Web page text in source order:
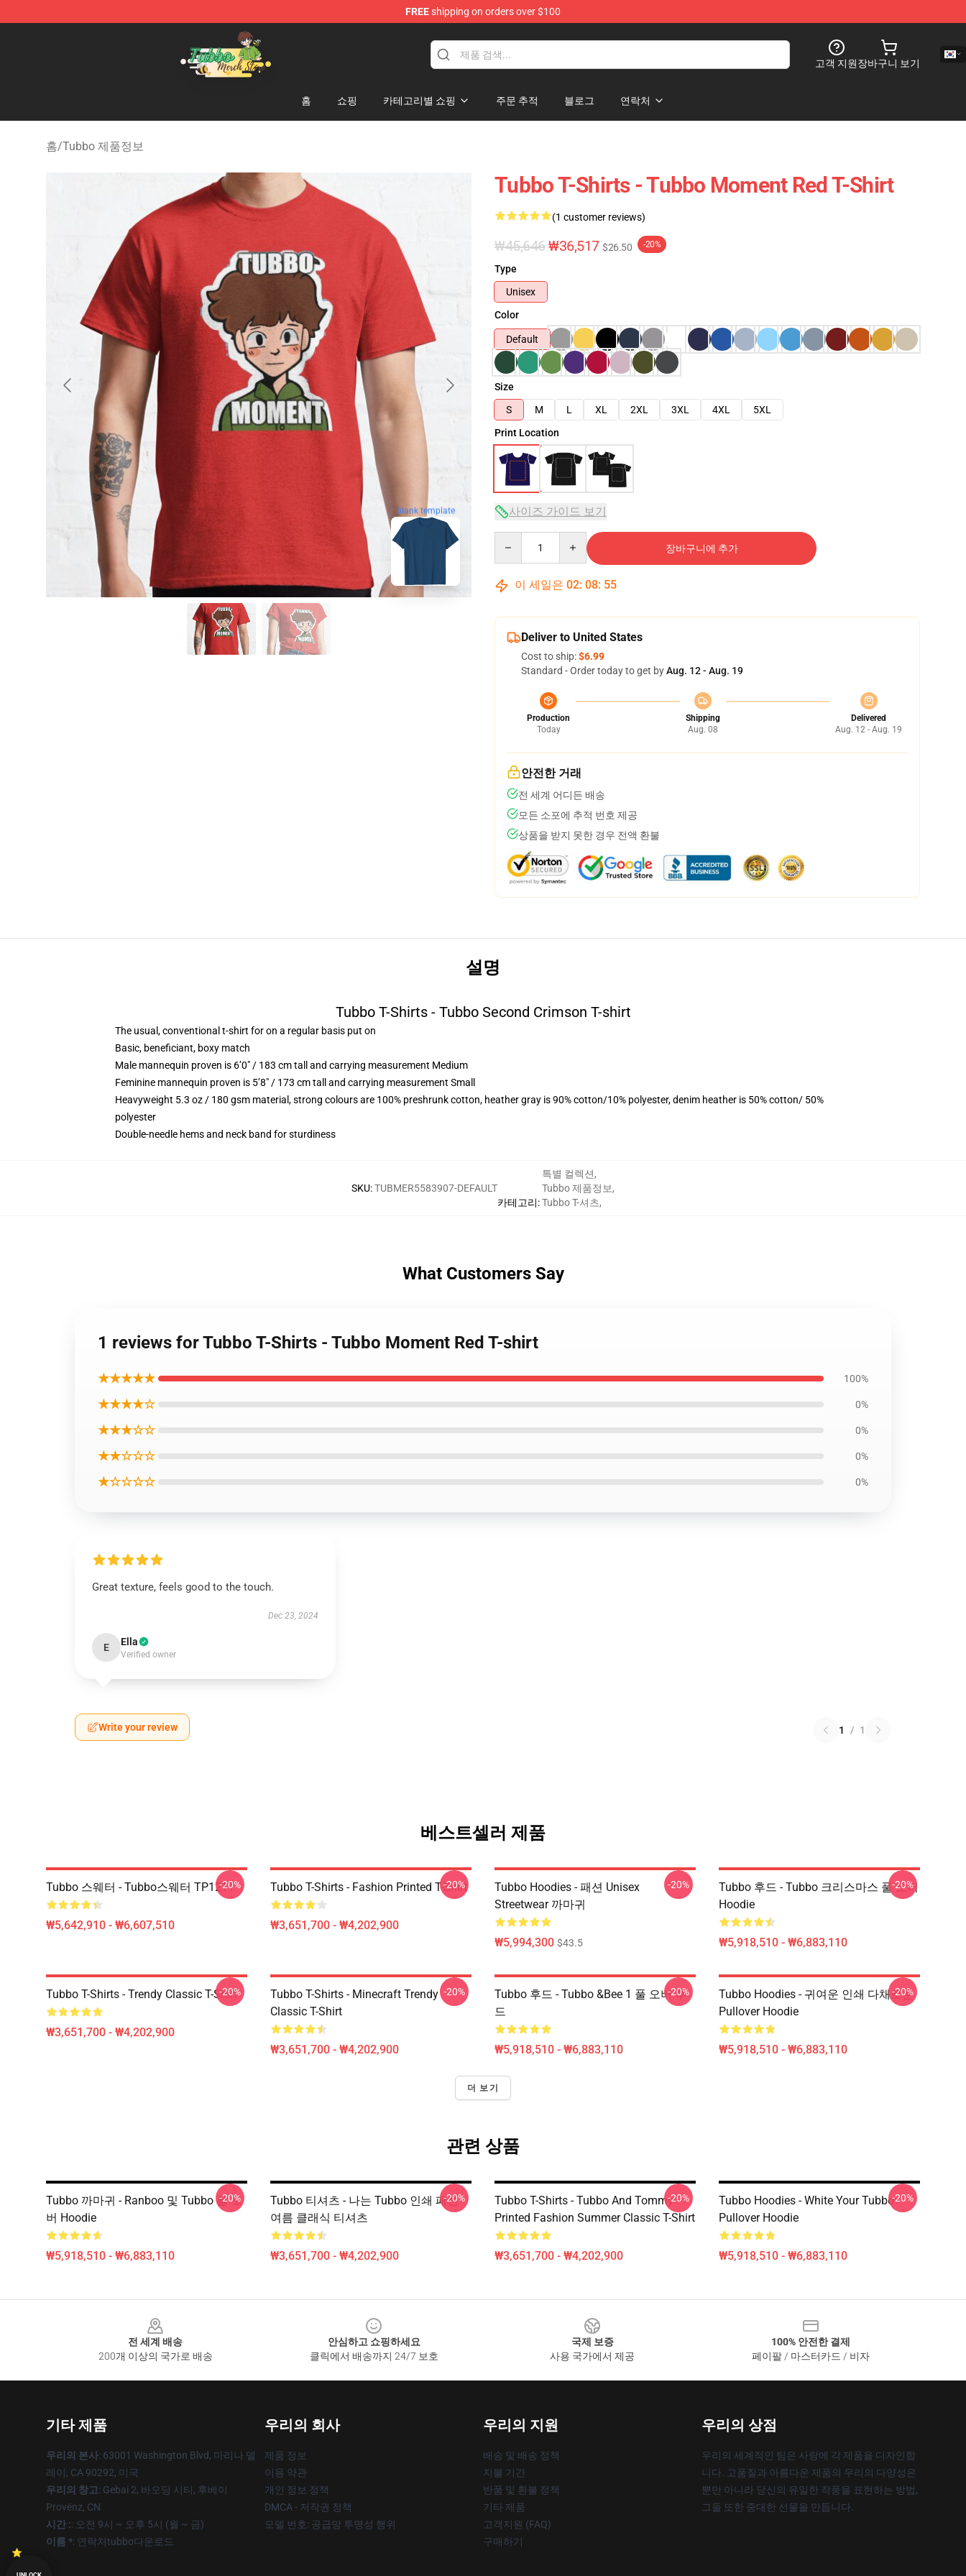
FREEshipping on orders over $100
Tubbo Store - Official Tubbo Merchandise Shop
고객 지원장바구니 보기
홈 쇼핑 카테고리별 쇼핑 주문 추적 블로그 연락처
홈/Tubbo 제품정보
blank template
Tubbo T-Shirts - Tubbo Moment Red T-Shirt
(1 customer reviews)
₩45,646₩36,517 $26.50 -20%
Type
Unisex
Color
Default
Size
S
M L XL 2XL 3XL 4XL
5XL
Print Location
사이즈 가이드 보기
장바구니에 추가
이 세일은 02: 08: 53
Deliver to United States
Cost to ship:$6.99
Standard - Order today to get byAug. 12 - Aug. 19
Production
Today
Shipping
Aug. 08
Delivered
Aug. 12 - Aug. 19
안전한 거래
전 세계 어디든 배송
모든 소포에 추적 번호 제공
상품을 받지 못한 경우 전액 환불
설명
Tubbo T-Shirts - Tubbo Second Crimson T-shirt
The usual, conventional t-shirt for on a regular basis put on
Basic, beneficiant, boxy match
Male mannequin proven is 6’0″ / 183 cm tall and carrying measurement Medium
Feminine mannequin proven is 5’8″ / 173 cm tall and carrying measurement Small
Heavyweight 5.3 oz / 180 gsm material, strong colours are 100% preshrunk cotton, heather gray is 90% cotton/10% polyester, denim heather is 50% cotton/ 50%
polyester
Double-needle hems and neck band for sturdiness
SKU:TUBMER5583907-DEFAULT
카테고리:
특별 컬렉션,
Tubbo 제품정보,
Tubbo T-셔츠,
What Customers Say
1 reviews for Tubbo T-Shirts - Tubbo Moment Red T-shirt
★★★★★ 100%
★★★★☆ 0%
★★★☆☆ 0%
★★☆☆☆ 0%
★☆☆☆☆ 0%
Great texture, feels good to the touch.
Dec 23, 2024
E Ella
Verified owner
Write your review 1 / 1
베스트셀러 제품
Tubbo 스웨터 - Tubbo스웨터 TP1211
₩5,642,910 - ₩6,607,510
-20% Tubbo T-Shirts - Fashion Printed T-Shirt
₩3,651,700 - ₩4,202,900
-20%
Tubbo Hoodies - 패션 Unisex
Streetwear 까마귀
₩5,994,300 $43.5
-20%
Tubbo 후드 - Tubbo 크리스마스 풀 오버
Hoodie
₩5,918,510 - ₩6,883,110
-20%
Tubbo T-Shirts - Trendy Classic T-Shirt
₩3,651,700 - ₩4,202,900
-20%
Tubbo T-Shirts - Minecraft Trendy
Classic T-Shirt
₩3,651,700 - ₩4,202,900
-20%
Tubbo 후드 - Tubbo &Bee 1 풀 오버 후
드
₩5,918,510 - ₩6,883,110
-20%
Tubbo Hoodies - 귀여운 인쇄 다채로운
Pullover Hoodie
₩5,918,510 - ₩6,883,110
-20%
더 보기
관련 상품
Tubbo 까마귀 - Ranboo 및 Tubbo 풀 오
버 Hoodie
₩5,918,510 - ₩6,883,110
-20%
Tubbo 티셔츠 - 나는 Tubbo 인쇄 패션
여름 클래식 티셔츠
₩3,651,700 - ₩4,202,900
-20%
Tubbo T-Shirts - Tubbo And Tommy
Printed Fashion Summer Classic T-Shirt
₩3,651,700 - ₩4,202,900
-20%
Tubbo Hoodies - White Your Tubbo
Pullover Hoodie
₩5,918,510 - ₩6,883,110
-20%
전 세계 배송
200개 이상의 국가로 배송
안심하고 쇼핑하세요
클릭에서 배송까지 24/7 보호
국제 보증
사용 국가에서 제공
100% 안전한 결제
페이팔 / 마스터카드 / 비자
기타 제품
우리의 본사: 63001 Washington Blvd, 마리나 델
레이, CA 90292, 미국
우리의 창고: Gebai 2, 바오딩 시티, 후베이
Provënz, CN
시간 :: 오전 9시 ~ 오후 5시 (월 ~ 금)
이름 *: 연락처tubbo다운로드
우리의 회사
제품 정보
이용 약관
개인 정보 정책
DMCA - 저작권 정책
모델 번호: 공급망 투명성 행위
우리의 지원
배송 및 배송 정책
지불 기간
반품 및 환불 정책
기타 제품
고객지원 (FAQ)
구매하기
우리의 상점
우리의 세계적인 팀은 사랑에 각 제품을 디자인합
니다. 고품질과 아름다운 제품의 우리의 다양성은
뿐만 아니라 당신의 유일한 작풍을 표현하는 방법,
그들 또한 중대한 선물을 만듭니다.